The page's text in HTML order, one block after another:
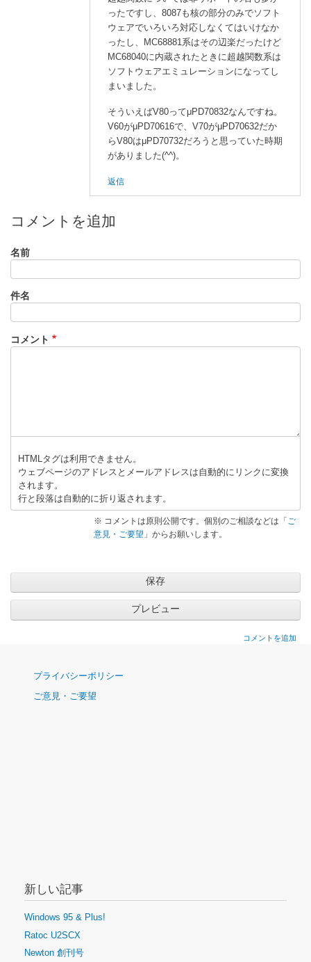
ったですし、8087も核の部分のみでソフト
ウェアでいろいろ対応しなくてはいけなか
ったし、MC68881系はその辺楽だったけど
MC68040に内蔵されたときに超越関数系は
ソフトウェアエミュレーションになってし
まいました。
そういえばV80ってμPD70832なんですね。
V60がμPD70616で、V70がμPD70632だか
らV80はμPD70732だろうと思っていた時期
がありました(^^)。
返信
コメントを追加
名前
件名
コメント
HTMLタグは利用できません。
ウェブページのアドレスとメールアドレスは自動的にリンクに変換
されます。
行と段落は自動的に折り返されます。
※ コメントは原則公開です。個別のご相談などは「 ご
意見・ご要望 」からお願いします。
コメントを追加
ナ
ゲ
プライバシーポリシー
ご意見・ご要望
新しい記事
Windows 95 & Plus!
Ratoc U2SCX
Newton 創刊号